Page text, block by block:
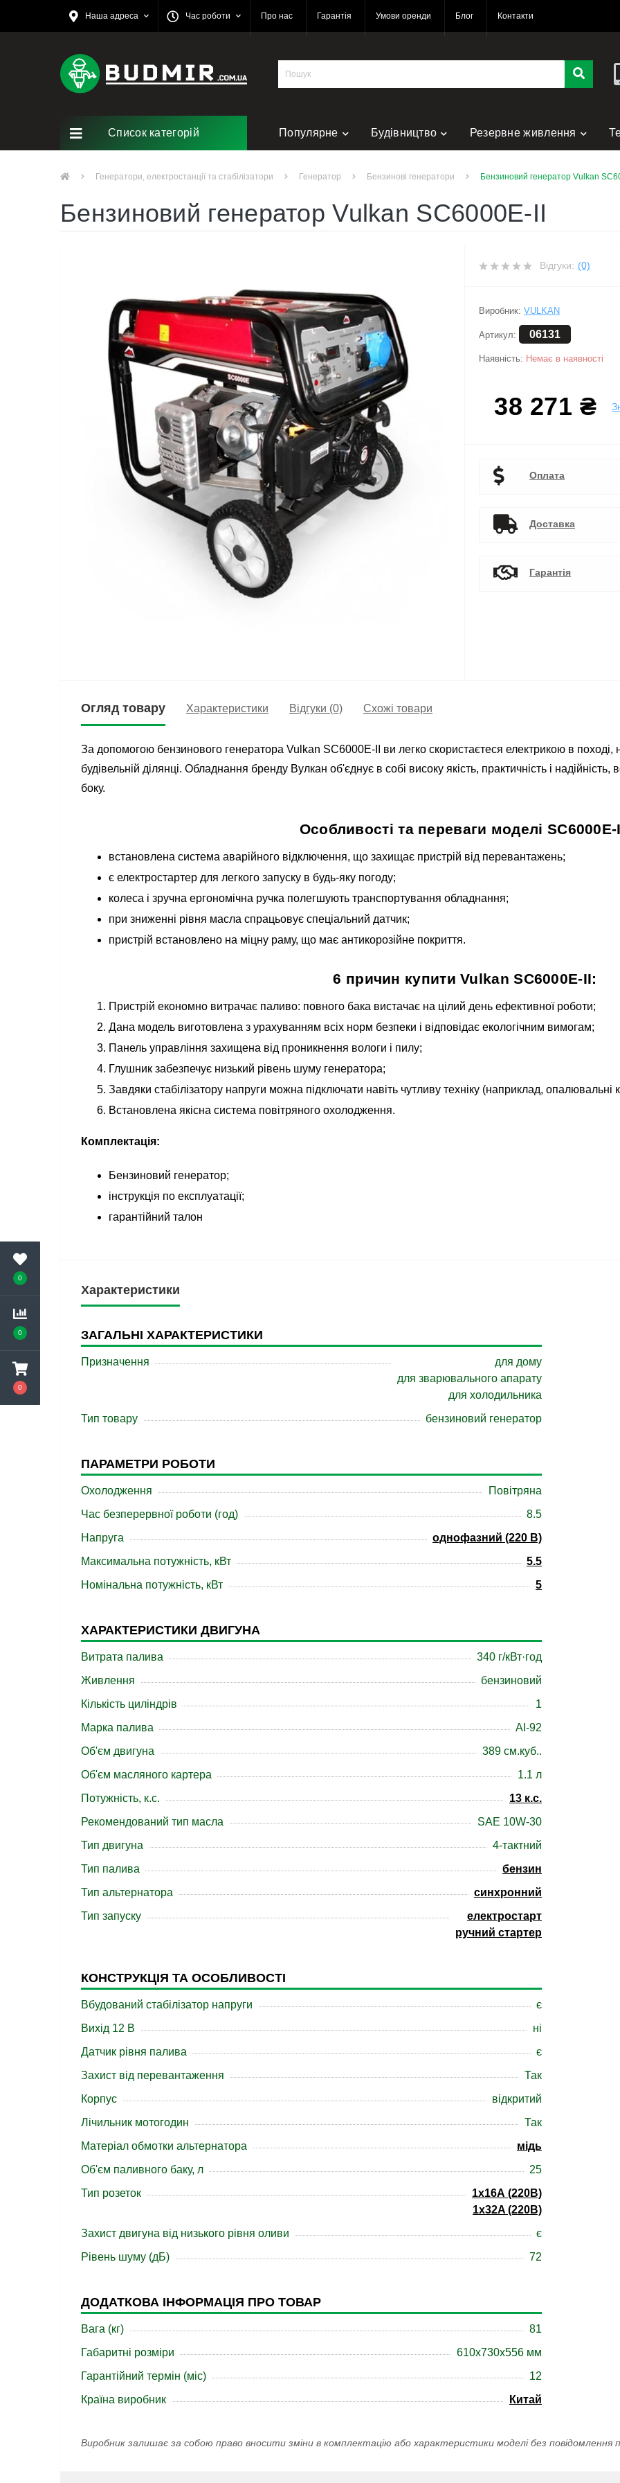
0
0
0
Наша адреса Час роботи Про нас Гарантія Умови оренди Блог Контакти
Список категорій Популярне Будівництво Резервне живлення
Генератори, електростанції та стабілізатори Генератор Бензинові генератори Бензиновий генератор Vulkan
Бензиновий генератор Vulkan SC6000E-II
Відгуки: (0)
Виробник: VULKAN
Артикул: 06131
Наявність: Немає в наявності
38 271 ₴
Оплата
Доставка
Гарантія
Огляд товару Характеристики Відгуки (0) Схожі товари
За допомогою бензинового генератора Vulkan SC6000E-II ви легко скористаєтеся електрикою в поході,
будівельній ділянці. Обладнання бренду Вулкан об'єднує в собі високу якість, практичність і
боку.
Особливості та переваги моделі SC6000E-
встановлена система аварійного відключення, що захищає пристрій від перевантажень;
є електростартер для легкого запуску в будь-яку погоду;
колеса і зручна ергономічна ручка полегшують транспортування обладнання;
при зниженні рівня масла спрацьовує спеціальний датчик;
пристрій встановлено на міцну раму, що має антикорозійне покриття.
6 причин купити Vulkan SC6000E-II:
Пристрій економно витрачає паливо: повного бака вистачає на цілий день ефективної роботи;
Дана модель виготовлена з урахуванням всіх норм безпеки і відповідає екологічним вимогам;
Панель управління захищена від проникнення вологи і пилу;
Глушник забезпечує низький рівень шуму генератора;
Завдяки стабілізатору напруги можна підключати навіть чутливу техніку (наприклад, опалювальні
Встановлена якісна система повітряного охолодження.
Комплектація:
Бензиновий генератор;
інструкція по експлуатації;
гарантійний талон
Характеристики
ЗАГАЛЬНІ ХАРАКТЕРИСТИКИ
Призначення
для дому
для зварювального апарату
для холодильника
Тип товару
бензиновий генератор
ПАРАМЕТРИ РОБОТИ
Охолодження
Повітряна
Час безперервної роботи (год)
8.5
Напруга
однофазний (220 В)
Максимальна потужність, кВт
5.5
Номінальна потужність, кВт
5
ХАРАКТЕРИСТИКИ ДВИГУНА
Витрата палива
340 г/кВт·год
Живлення
бензиновий
Кількість циліндрів
1
Марка палива
АІ-92
Об'єм двигуна
389 см.куб..
Об'єм масляного картера
1.1 л
Потужність, к.с.
13 к.c.
Рекомендований тип масла
SAE 10W-30
Тип двигуна
4-тактний
Тип палива
бензин
Тип альтернатора
синхронний
Тип запуску
електростарт
ручний стартер
КОНСТРУКЦІЯ ТА ОСОБЛИВОСТІ
Вбудований стабілізатор напруги
є
Вихід 12 В
ні
Датчик рівня палива
є
Захист від перевантаження
Так
Корпус
відкритий
Лічильник мотогодин
Так
Матеріал обмотки альтернатора
мідь
Об'єм паливного баку, л
25
Тип розеток
1x16А (220В)
1x32A (220В)
Захист двигуна від низького рівня оливи
є
Рівень шуму (дБ)
72
ДОДАТКОВА ІНФОРМАЦІЯ ПРО ТОВАР
Вага (кг)
81
Габаритні розміри
610x730x556 мм
Гарантійний термін (міс)
12
Країна виробник
Китай
Виробник залишає за собою право вносити зміни в комплектацію або характеристики моделі без повідомлення